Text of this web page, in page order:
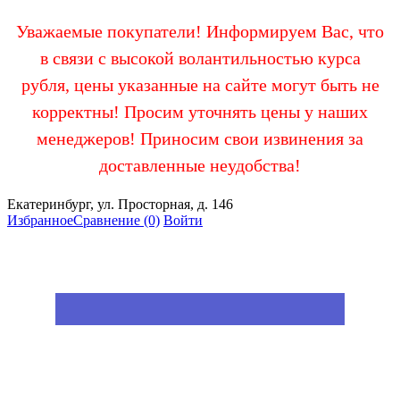
Уважаемые покупатели! Информируем Вас, что
в связи с высокой волантильностью курса
рубля, цены указанные на сайте могут быть не
корректны! Просим уточнять цены у наших
менеджеров! Приносим свои извинения за
доставленные неудобства!
Екатеринбург, ул. Просторная, д. 146
ИзбранноеСравнение (0) Войти